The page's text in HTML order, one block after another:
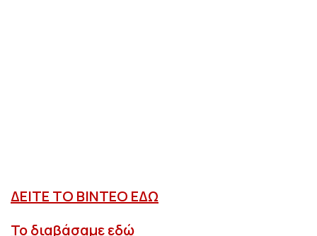
ΔΕΙΤΕ ΤΟ ΒΙΝΤΕΟ ΕΔΩ
Το διαβάσαμε εδώ